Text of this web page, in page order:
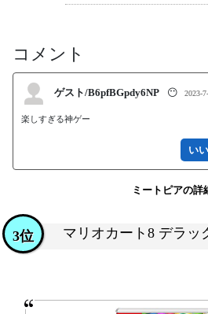
コメント
ゲスト/B6pfBGpdy6NP 😶 2023-
楽しすぎる神ゲー
い
ミートピアの詳
マリオカート8 デラッ
3位